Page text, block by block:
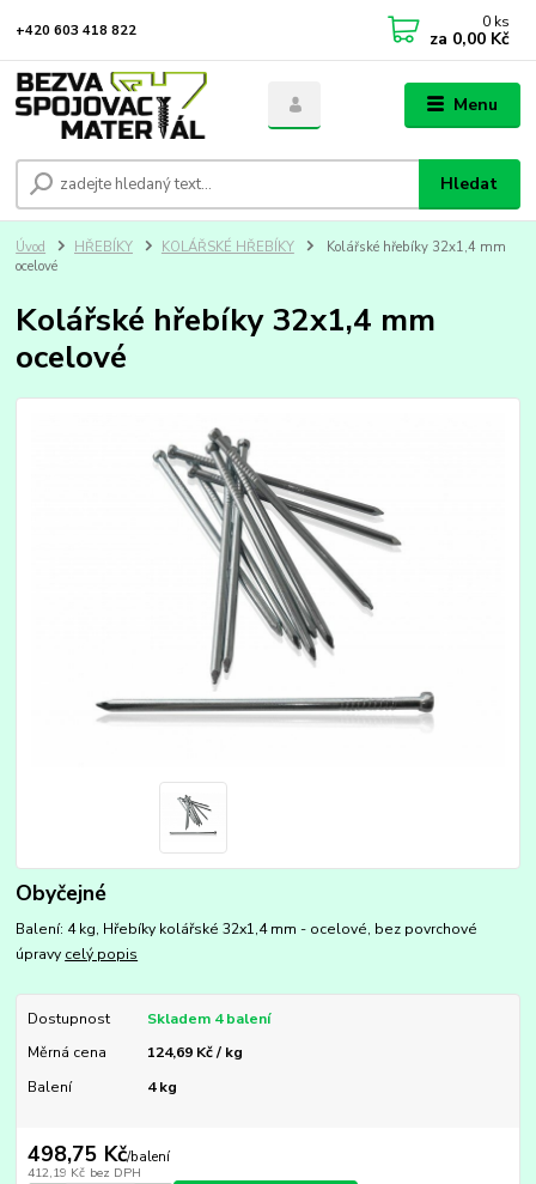
Menu
Hledat
+420 603 418 822 0 ks
za 0,00 Kč
Úvod HŘEBÍKY KOLÁŘSKÉ HŘEBÍKY
Kolářské hřebíky 32x1,4 mm
ocelové
Kolářské hřebíky 32x1,4 mm
ocelové
Obyčejné
Balení: 4 kg, Hřebíky kolářské 32x1,4 mm - ocelové, bez povrchové
úpravy celý popis
Dostupnost
Skladem 4 balení
Měrná cena
124,69 Kč / kg
Balení
4 kg
498,75 Kč/balení
412,19 Kč bez DPH